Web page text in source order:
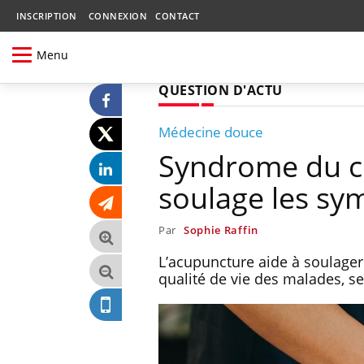
INSCRIPTION CONNEXION CONTACT
Menu
QUESTION D'ACTU
Médecine douce
Syndrome du
soulage les
Par Sophie Raffin
L’acupuncture aide à
qualité de vie des malades,